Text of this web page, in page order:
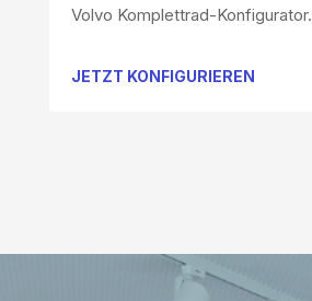
Volvo Komplettrad-Konfigurator.
JETZT KONFIGURIEREN